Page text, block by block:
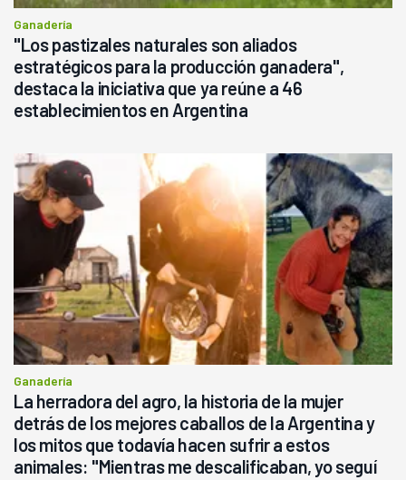
Ganadería
"Los pastizales naturales son aliados
estratégicos para la producción ganadera",
destaca la iniciativa que ya reúne a 46
establecimientos en Argentina
Ganadería
La herradora del agro, la historia de la mujer
detrás de los mejores caballos de la Argentina y
los mitos que todavía hacen sufrir a estos
animales: "Mientras me descalificaban, yo seguí